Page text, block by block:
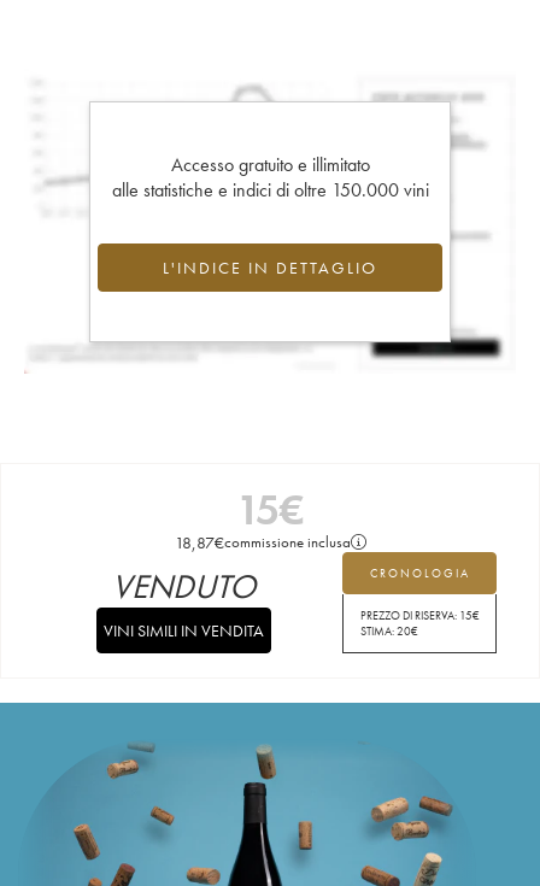
Accesso gratuito e illimitato
alle statistiche e indici di oltre 150.000 vini
L'INDICE IN DETTAGLIO
15€
18,87€commissione inclusa
CRONOLOGIA
PREZZO DI RISERVA: 15€
STIMA:20€
VENDUTO
VINI SIMILI IN VENDITA